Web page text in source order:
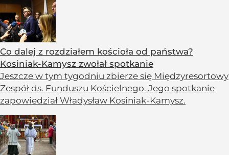
Co dalej z rozdziałem kościoła od państwa?
Kosiniak-Kamysz zwołał spotkanie
Jeszcze w tym tygodniu zbierze się Międzyresortowy
Zespół ds. Funduszu Kościelnego. Jego spotkanie
zapowiedział Władysław Kosiniak-Kamysz.